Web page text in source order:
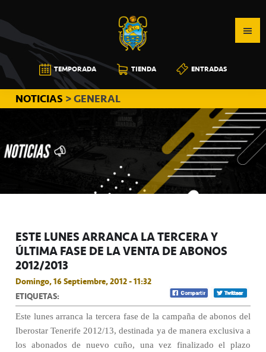
a
la
navegación
principal
al
contenido
principal
a
la
barra
lateral
principal
CB
CANARIAS
TEMPORADA TIENDA ENTRADAS
NOTICIAS > GENERAL
ESTE LUNES ARRANCA LA TERCERA Y
ÚLTIMA FASE DE LA VENTA DE ABONOS
2012/2013
Domingo, 16 Septiembre, 2012 - 11:32
ETIQUETAS:
Este lunes arranca la tercera fase de la campaña de abonos del
Iberostar Tenerife 2012/13, destinada ya de manera exclusiva a
los abonados de nuevo cuño, una vez finalizado el plazo